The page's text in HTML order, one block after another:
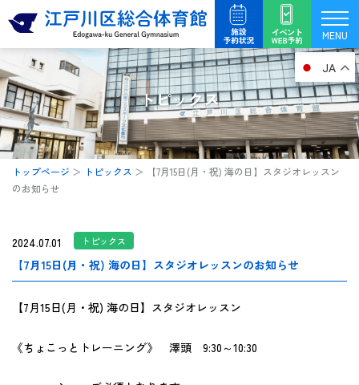
を
ス
キ
ッ
プ
MENU
トピックス
トップページ ＞ トピックス ＞
【7月15日(月・祝) 海の日】スタジオレッスン
のお知らせ
2024.07.01 トピックス
【7月15日(月・祝) 海の日】スタジオレッスンのお知らせ
【7月15日(月・祝) 海の日】スタジオレッスン
《ちょこっとトレーニング》 澤頭 9:30～10:30
JA